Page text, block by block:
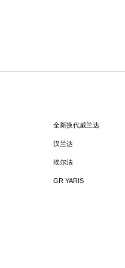
全新换代威兰达
汉兰达
埃尔法
GR YARIS